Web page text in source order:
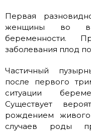
Первая
женщины во
беременности.
заболевания плод
Частичный
после первого
ситуации
Существует
рождением
случаев роды